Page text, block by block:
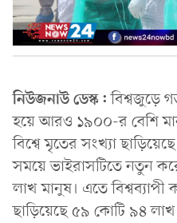
নিউজনাউ ডেস্ক:বিশ্বজুড়ে
হয়ে আরও ১৯০০-র বেশি
বিশ্বে মৃতের সংখ্যা
সময়ে ভাইরাসটিতে নতুন
লাখ মানুষ। এতে বিশ্বব্যাপী
ছাড়িয়েছে ৫৯ কোটি ৯৪